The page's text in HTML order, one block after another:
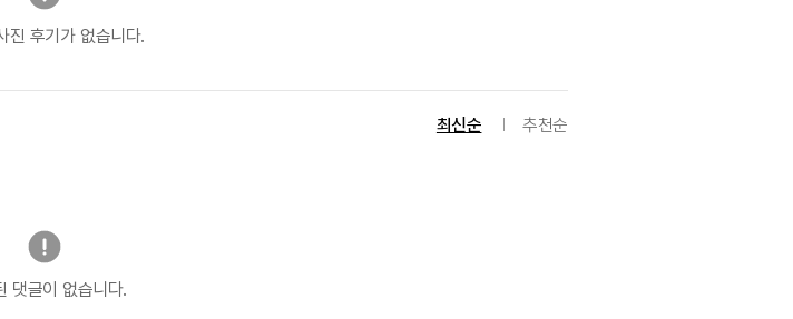
진 후기가 없습니다.
최신순 추천순
댓글이 없습니다.